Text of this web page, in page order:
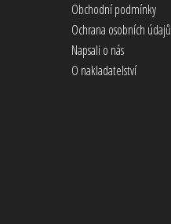
Obchodní podmínky
Ochrana osobních údajů
Napsali o nás
O nakladatelství